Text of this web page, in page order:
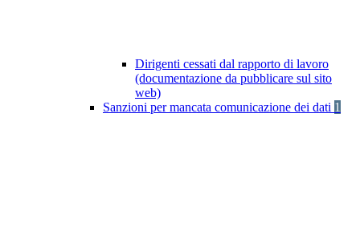
Dirigenti cessati dal rapporto di lavoro
(documentazione da pubblicare sul sito
web)
Sanzioni per mancata comunicazione dei dati 1